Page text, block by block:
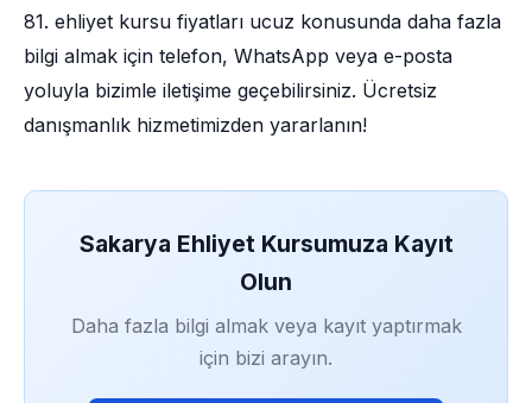
81. ehliyet kursu fiyatları ucuz konusunda daha fazla
bilgi almak için telefon, WhatsApp veya e-posta
yoluyla bizimle iletişime geçebilirsiniz. Ücretsiz
danışmanlık hizmetimizden yararlanın!
Sakarya Ehliyet Kursumuza Kayıt
Olun
Daha fazla bilgi almak veya kayıt yaptırmak
için bizi arayın.